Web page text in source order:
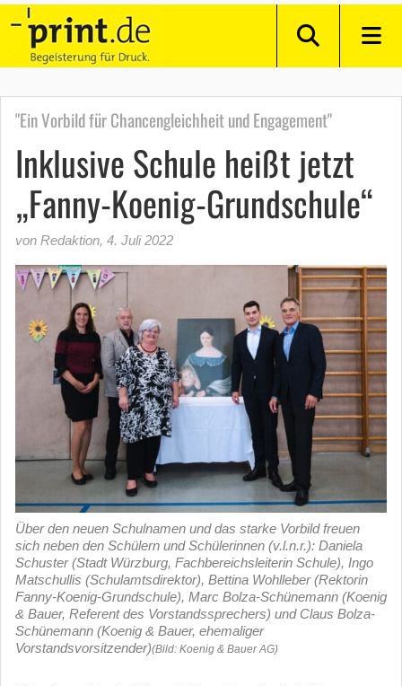
"Ein Vorbild für Chancengleichheit und Engagement"
Inklusive Schule heißt jetzt
„Fanny-Koenig-Grundschule“
von Redaktion, 4. Juli 2022
Über den neuen Schulnamen und das starke Vorbild freuen
sich neben den Schülern und Schülerinnen (v.l.n.r.): Daniela
Schuster (Stadt Würzburg, Fachbereichsleiterin Schule), Ingo
Matschullis (Schulamtsdirektor), Bettina Wohlleber (Rektorin
Fanny-Koenig-Grundschule), Marc Bolza-Schünemann (Koenig
& Bauer, Referent des Vorstandssprechers) und Claus Bolza-
Schünemann (Koenig & Bauer, ehemaliger
Vorstandsvorsitzender)(Bild: Koenig & Bauer AG)